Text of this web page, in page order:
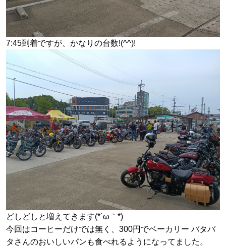
7:45到着ですが、かなりの台数!(^^)!
どしどしと増えてきます(*´ω｀*)
今回はコーヒーだけでは無く、300円でベーカリー バタバ
タさんのおいしいパンも食べれるようになってました。